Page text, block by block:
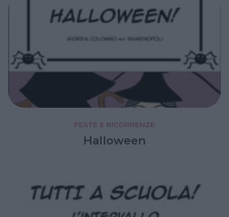
FESTE E RICORRENZE
Halloween